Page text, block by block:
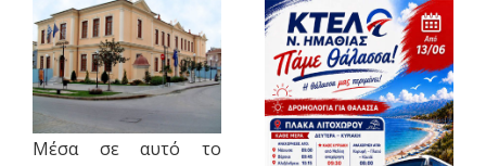
Μέσα σε αυτό το